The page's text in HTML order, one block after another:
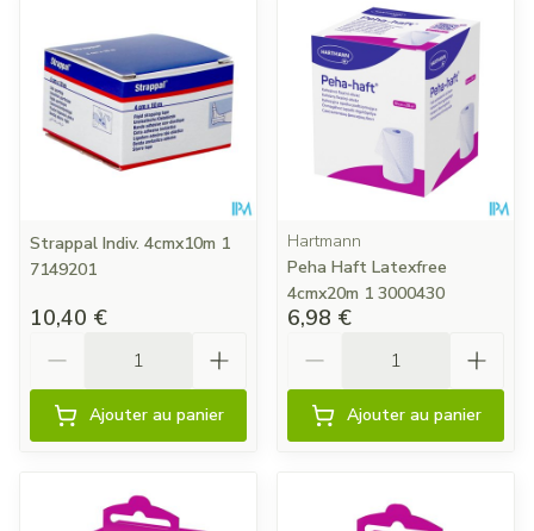
Strappal Indiv. 4cmx10m 1
7149201
10,40 €
Ajouter au panier
Hartmann
Peha Haft Latexfree
4cmx20m 1 3000430
6,98 €
Ajouter au panier